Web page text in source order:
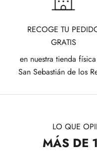
RECOGE TU
GRATIS
en nuestra tienda
San Sebastián de los
LO QUE
MÁS DE